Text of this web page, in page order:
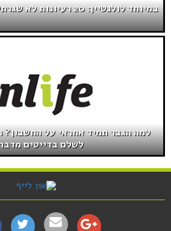
במיוחד לולנטיין: 20 רעיונות לא שגרתיים לדייטים ראשונים
למה הגבר תמיד אחראי על החשבון?
לשלם בדייטים